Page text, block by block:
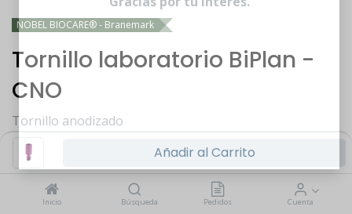
Añadir al Carrito
Inicio Búsqueda Pedidos Cuenta
NOBEL BIOCARE® - Branemark
Tornillo laboratorio BiPlan -
CNO
Tornillo anodizado
Iniciar sesión Registrarsepara comprar
Gracias por tu interés.